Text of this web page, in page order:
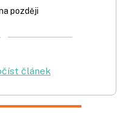
později
článek